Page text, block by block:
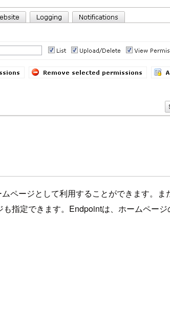
ページとして利用することができます。ま
指定できます。Endpointは、ホームページ